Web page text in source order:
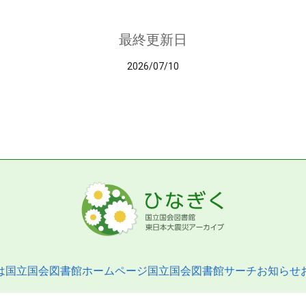
最終更新日
2026/07/10
国立国会図書館ホームページ国立国会図書館サーチお知らせ